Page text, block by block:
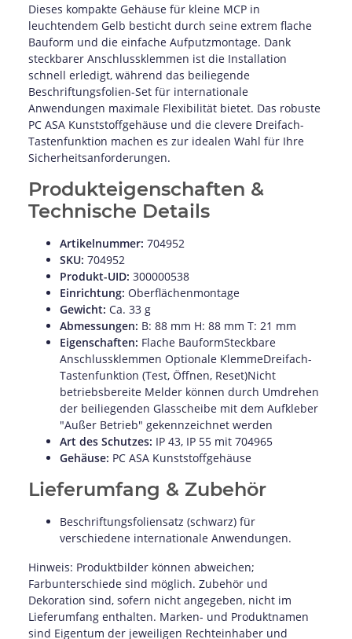
Dieses kompakte Gehäuse für kleine MCP in
leuchtendem Gelb besticht durch seine extrem flache
Bauform und die einfache Aufputzmontage. Dank
steckbarer Anschlussklemmen ist die Installation
schnell erledigt, während das beiliegende
Beschriftungsfolien-Set für internationale
Anwendungen maximale Flexibilität bietet. Das robuste
PC ASA Kunststoffgehäuse und die clevere Dreifach-
Tastenfunktion machen es zur idealen Wahl für Ihre
Sicherheitsanforderungen.
Produkteigenschaften &
Technische Details
Artikelnummer: 704952
SKU: 704952
Produkt-UID: 300000538
Einrichtung: Oberflächenmontage
Gewicht: Ca. 33 g
Abmessungen: B: 88 mm H: 88 mm T: 21 mm
Eigenschaften: Flache BauformSteckbare
Anschlussklemmen Optionale KlemmeDreifach-
Tastenfunktion (Test, Öffnen, Reset)Nicht
betriebsbereite Melder können durch Umdrehen
der beiliegenden Glasscheibe mit dem Aufkleber
"Außer Betrieb" gekennzeichnet werden
Art des Schutzes: IP 43, IP 55 mit 704965
Gehäuse: PC ASA Kunststoffgehäuse
Lieferumfang & Zubehör
Beschriftungsfoliensatz (schwarz) für
verschiedene internationale Anwendungen.
Hinweis: Produktbilder können abweichen;
Farbunterschiede sind möglich. Zubehör und
Dekoration sind, sofern nicht angegeben, nicht im
Lieferumfang enthalten. Marken- und Produktnamen
sind Eigentum der jeweiligen Rechteinhaber und